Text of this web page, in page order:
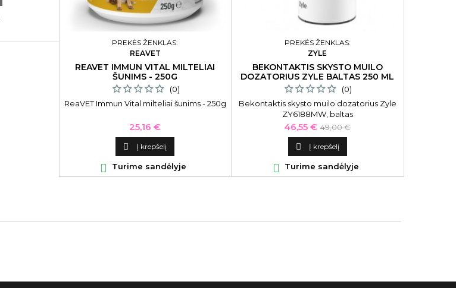
PREKĖS ŽENKLAS:
REAVET
REAVET IMMUN VITAL MILTELIAI
ŠUNIMS - 250G
(0)
ReaVET Immun Vital milteliai šunims - 250g
Kaina
25,16 €
 Į krepšelį
 Turime sandėlyje
PREKĖS ŽENKLAS:
ZYLE
BEKONTAKTIS SKYSTO MUILO
DOZATORIUS ZYLE BALTAS 250 ML
(0)
Bekontaktis skysto muilo dozatorius Zyle
ZY6188MW, baltas
Kaina
46,55 € Bazinė
kaina
49,00 €
 Į krepšelį
 Turime sandėlyje